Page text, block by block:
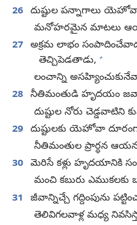
26 దుష్టుల పన్నాగాలు
మనోహరమైన మాటలు
27 అక్రమ లాభం
తెచ్చిపెడతాడు, +
లంచాన్ని
28 నీతిమంతుడి హృదయం
దుష్టుల నోరు చెడ్డవాటిని
29 దుష్టులకు యెహోవా
నీతిమంతుల ప్రార్థన
30 మెరిసే కళ్లు హృదయానికి
మంచి కబురు ఎముకలకు
31
జీవాన్నిచ్చే గద్దింపును
తెలివిగలవాళ్ల మధ్య